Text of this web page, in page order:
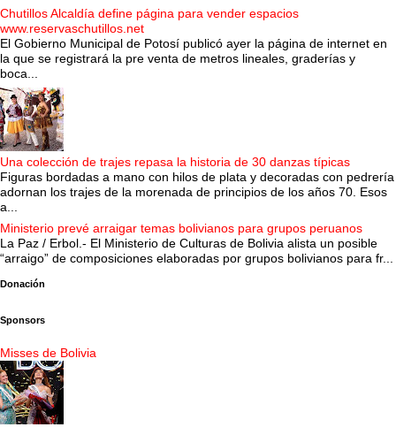
Chutillos Alcaldía define página para vender espacios
www.reservaschutillos.net
El Gobierno Municipal de Potosí publicó ayer la página de internet en
la que se registrará la pre venta de metros lineales, graderías y
boca...
Una colección de trajes repasa la historia de 30 danzas típicas
Figuras bordadas a mano con hilos de plata y decoradas con pedrería
adornan los trajes de la morenada de principios de los años 70. Esos
a...
Ministerio prevé arraigar temas bolivianos para grupos peruanos
La Paz / Erbol.- El Ministerio de Culturas de Bolivia alista un posible
“arraigo” de composiciones elaboradas por grupos bolivianos para fr...
Donación
Sponsors
Misses de Bolivia